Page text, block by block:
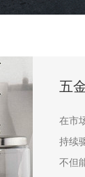
五
在市
持续
不但